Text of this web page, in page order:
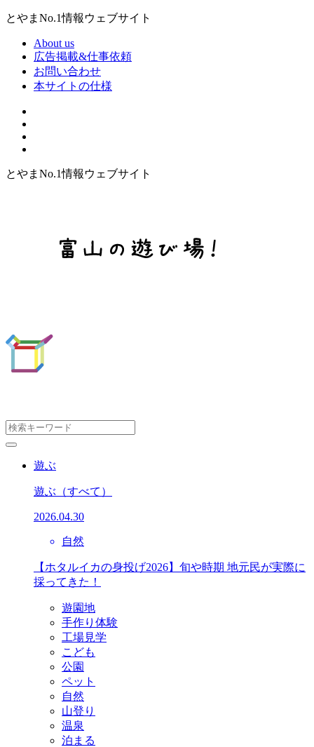
とやまNo.1情報ウェブサイト
About us
広告掲載&仕事依頼
お問い合わせ
本サイトの仕様
とやまNo.1情報ウェブサイト
遊ぶ
遊ぶ （すべて）
2026.04.30
自然
【ホタルイカの身投げ2026】旬や時期 地元民が実際に
採ってきた！
遊園地
手作り体験
工場見学
こども
公園
ペット
自然
山登り
温泉
泊まる